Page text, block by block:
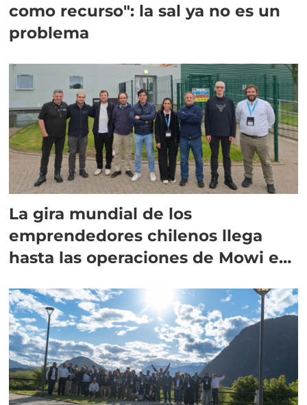
como recurso": la sal ya no es un
problema
La gira mundial de los
emprendedores chilenos llega
hasta las operaciones de Mowi en